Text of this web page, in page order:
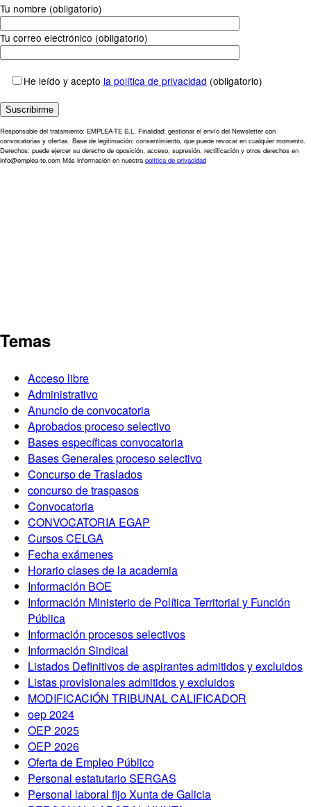
Tu nombre (obligatorio)
Tu correo electrónico (obligatorio)
He leído y acepto la política de privacidad (obligatorio)
Responsable del tratamiento: EMPLEA-TE S.L. Finalidad: gestionar el envío del Newsletter con
convocatorias y ofertas. Base de legitimación: consentimiento, que puede revocar en cualquier momento.
Derechos: puede ejercer su derecho de oposición, acceso, supresión, rectificación y otros derechos en
info@emplea-te.com Más información en nuestra política de privacidad
Temas
Acceso libre
Administrativo
Anuncio de convocatoria
Aprobados proceso selectivo
Bases específicas convocatoria
Bases Generales proceso selectivo
Concurso de Traslados
concurso de traspasos
Convocatoria
CONVOCATORIA EGAP
Cursos CELGA
Fecha exámenes
Horario clases de la academia
Información BOE
Información Ministerio de Política Territorial y Función
Pública
Información procesos selectivos
Información Sindical
Listados Definitivos de aspirantes admitidos y excluidos
Listas provisionales admitidos y excluidos
MODIFICACIÓN TRIBUNAL CALIFICADOR
oep 2024
OEP 2025
OEP 2026
Oferta de Empleo Público
Personal estatutario SERGAS
Personal laboral fijo Xunta de Galicia